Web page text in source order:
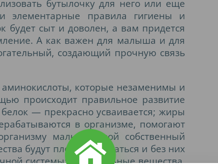
бутылочку для него или еще
элементарные правила гигиены и
будет сыт и доволен, а вам придется
А как важен для малыша и для
создающий прочную связь
аминокислоты, которые незаменимы и
происходит правильное развитие
— прекрасно усваивается; жиры
в организме, помогают
малыша свой собственный
будут плохо усваиваться и без них
системы; минеральные вещества,